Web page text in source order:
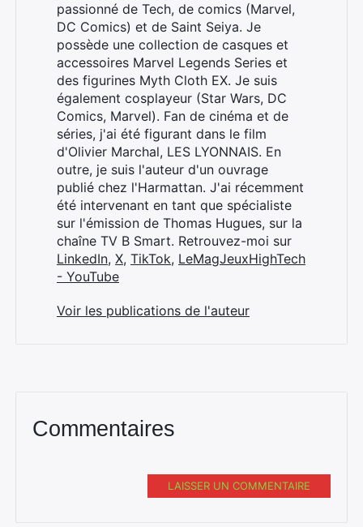
passionné de Tech, de comics (Marvel,
DC Comics) et de Saint Seiya. Je
possède une collection de casques et
accessoires Marvel Legends Series et
des figurines Myth Cloth EX. Je suis
également cosplayeur (Star Wars, DC
Comics, Marvel). Fan de cinéma et de
séries, j'ai été figurant dans le film
d'Olivier Marchal, LES LYONNAIS. En
outre, je suis l'auteur d'un ouvrage
publié chez l'Harmattan. J'ai récemment
été intervenant en tant que spécialiste
sur l'émission de Thomas Hugues, sur la
chaîne TV B Smart. Retrouvez-moi sur
LinkedIn, X, TikTok, LeMagJeuxHighTech
- YouTube
Voir les publications de l'auteur
Commentaires
LAISSER UN COMMENTAIRE